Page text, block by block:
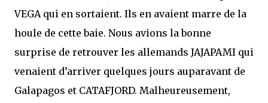
VEGA qui en sortaient. Ils en avaient marre de la
houle de cette baie. Nous avions la bonne
surprise de retrouver les allemands JAJAPAMI qui
venaient d’arriver quelques jours auparavant de
Galapagos et CATAFJORD. Malheureusement,